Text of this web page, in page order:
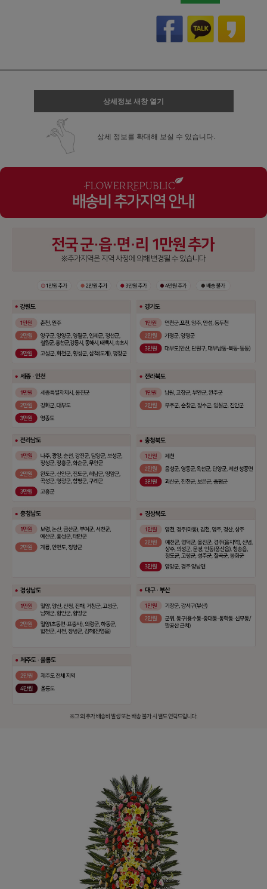
상세정보 새창 열기
상세 정보를 확대해 보실 수 있습니다.